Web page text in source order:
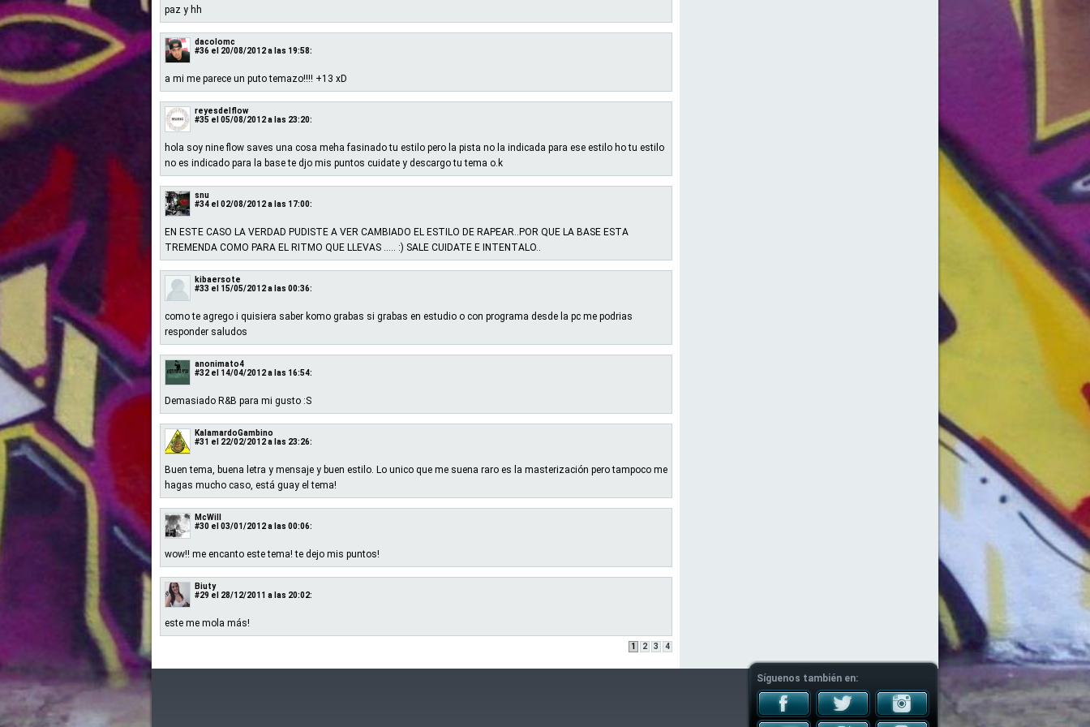
paz y hh
dacolomc
#36 el 20/08/2012 a las 19:58:
a mi me parece un puto temazo!!!! +13 xD
reyesdelflow
#35 el 05/08/2012 a las 23:20:
hola soy nine flow saves una cosa meha fasinado tu estilo pero la pista no la indicada para ese estilo ho tu estilo
no es indicado para la base te djo mis puntos cuidate y descargo tu tema o.k
snu
#34 el 02/08/2012 a las 17:00:
EN ESTE CASO LA VERDAD PUDISTE A VER CAMBIADO EL ESTILO DE RAPEAR..POR QUE LA BASE ESTA
TREMENDA COMO PARA EL RITMO QUE LLEVAS ..... :) SALE CUIDATE E INTENTALO..
kibaersote
#33 el 15/05/2012 a las 00:36:
como te agrego i quisiera saber komo grabas si grabas en estudio o con programa desde la pc me podrias
responder saludos
anonimato4
#32 el 14/04/2012 a las 16:54:
Demasiado R&B para mi gusto :S
KalamardoGambino
#31 el 22/02/2012 a las 23:26:
Buen tema, buena letra y mensaje y buen estilo. Lo unico que me suena raro es la masterización pero tampoco me
hagas mucho caso, está guay el tema!
McWill
#30 el 03/01/2012 a las 00:06:
wow!! me encanto este tema! te dejo mis puntos!
Biuty
#29 el 28/12/2011 a las 20:02:
este me mola más!
1 2 3 4
Síguenos también en: